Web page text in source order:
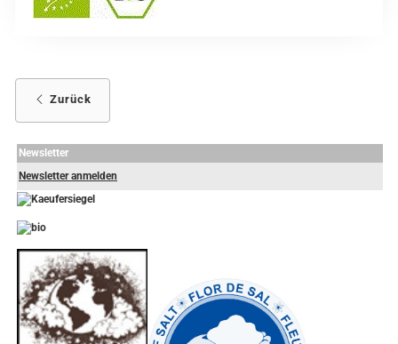
Zurück
Newsletter
Newsletter anmelden